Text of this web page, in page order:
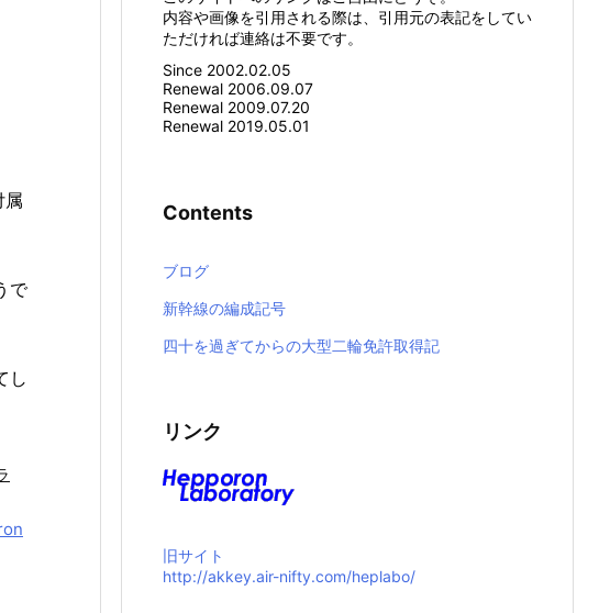
属
で
し
内容や画像を引用される際は、引用元の表記をしてい
ただければ連絡は不要です。
Since 2002.02.05
Renewal 2006.09.07
Renewal 2009.07.20
Renewal 2019.05.01
Contents
ブログ
新幹線の編成記号
四十を過ぎてからの大型二輪免許取得記
リンク
旧サイト
http://akkey.air-nifty.com/heplabo/